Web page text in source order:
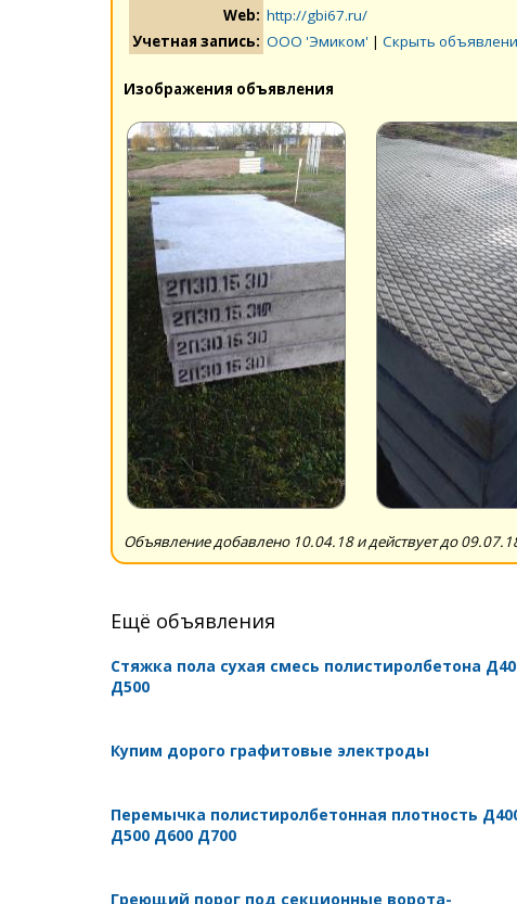
Web: http://gbi67.ru/
Учетная запись: ООО 'Эмиком' | Скрыть
Изображения объявления
Объявление добавлено 10.04.18 и действует до
Ещё объявления
Стяжка пола сухая смесь полистиролбетона
Д500
Купим дорого графитовые электроды
Перемычка полистиролбетонная плотность
Д500 Д600 Д700
Греющий порог под секционные ворота-